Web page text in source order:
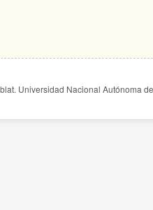
Universidad Nacional Autónoma